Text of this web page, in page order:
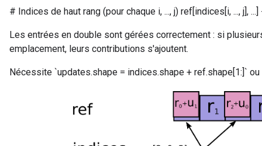
# Indices de haut rang (pour chaque i, ..., j) ref[indices[i, ..., j], ...]
Les entrées en double sont gérées correctement : si
emplacement, leurs contributions s'ajoutent.
Nécessite `updates.shape = indices.shape + ref.shape[1:]` ou